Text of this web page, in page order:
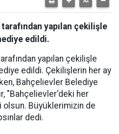
yapılan çekilişle
edildi.
yapılan çekilişle
edildi. Çekilişlerin her ay
Bahçelievler Belediye
"Bahçelievler'deki her
Büyüklerimizin de
dedi.